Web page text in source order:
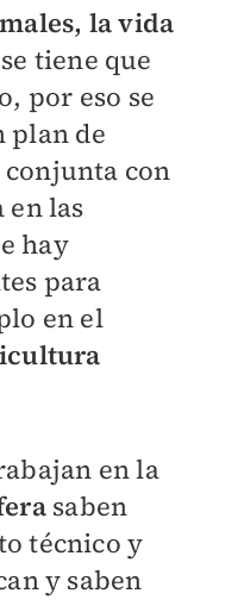
la vida
tiene que
por eso se
plan de
con
en las
hay
para
en el
en la
saben
técnico y
y saben